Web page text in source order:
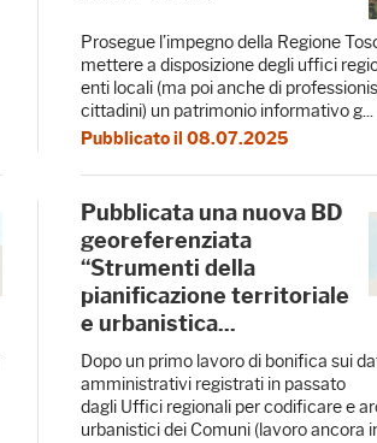
Prosegue l’impegno della Regione
mettere a disposizione degli uffici
enti locali (ma poi anche di
cittadini) un patrimonio informativo g...
Pubblicato il 08.07.2025
Pubblicata una nuova BD
georeferenziata
“Strumenti della
pianificazione territoriale
e urbanistica...
Dopo un primo lavoro di bonifica sui
amministrativi registrati in passato
dagli Uffici regionali per codificare e
urbanistici dei Comuni (lavoro ancora